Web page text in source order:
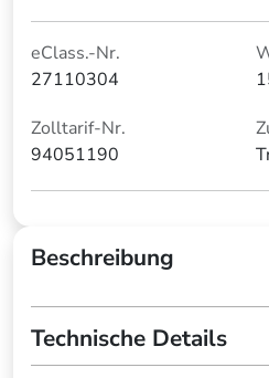
eClass.-Nr.
27110304
Zolltarif-Nr.
94051190
Beschreibung
Technische Details